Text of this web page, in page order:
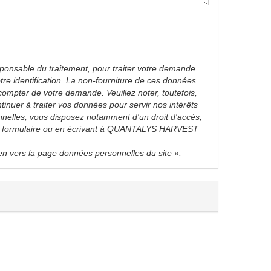
du traitement, pour traiter votre demande
identification. La non-fourniture de ces données
de votre demande. Veuillez noter, toutefois,
à traiter vos données pour servir nos intérêts
vous disposez notamment d'un droit d'accès,
ou en écrivant à QUANTALYS HARVEST
vers la page données personnelles du site ».